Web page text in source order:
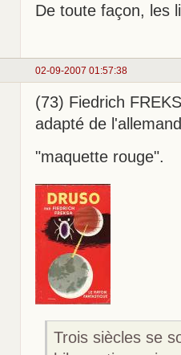
De toute façon, les
02-09-2007 01:57:38
(73) Fiedrich
adapté de
"maquette rouge".
Trois siècles se